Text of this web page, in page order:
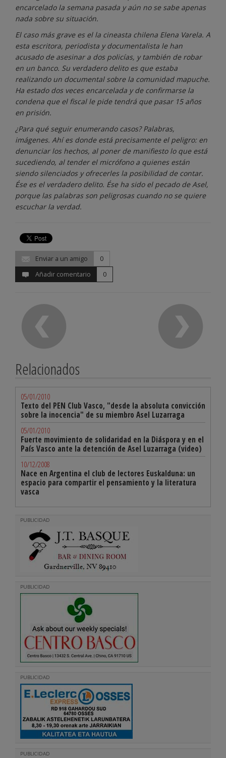
encarcelado la semana pasada y aún no se sabe apenas
nada sobre su situación.
El caso más grave es el la cineasta chilena Elena Varela. A
esta escritora, periodista y documentalista le han
acusado de asesinar a dos policías, y también de robar
en un banco. Su verdadero delito es que estaba
realizando un documental sobre la comunidad mapuche.
Ha estado dos veces encarcelada y de confirmarse la
condena que el fiscal le pide tendrá que pasar 15 años
en prisión.
¿Para qué seguir enumerando casos? Palabras,
imágenes. Ahí es donde está precisamente el peligro: en
denunciar los hechos, al poner de manifiesto lo que está
sucediendo, al tender el micrófono a quienes están
siendo silenciados y ofrecerles la posibilidad de contar.
Ése es el verdadero delito. Ése ha sido el pecado de Asel,
porque las palabras son peligrosas cuando no se quiere
escuchar la verdad.
Enviar a un amigo
0
Añadir comentario
0
Relacionados
05/01/2010
Texto del PEN Club Vasco, "desde la absoluta convicción
sobre la inocencia" de su miembro Asel Luzarraga
05/01/2010
Fuerte movimiento de solidaridad en la Diáspora y en el
País Vasco ante la detención de Asel Luzarraga (video)
10/12/2008
Nace en Argentina el club de lectores Euskalduna: un
espacio para compartir el pensamiento y la literatura
vasca
PUBLICIDAD
PUBLICIDAD
PUBLICIDAD
PUBLICIDAD